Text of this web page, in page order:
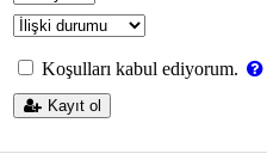
Koşulları kabul ediyorum.
Kayıt ol